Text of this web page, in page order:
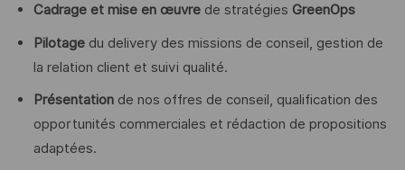
Cadrage et mise en œuvre de stratégies GreenOps
Pilotage du delivery des missions de conseil, gestion de
la relation client et suivi qualité.
Présentationde nos offres de conseil, qualification des
opportunités commerciales et rédaction de propositions
adaptées.